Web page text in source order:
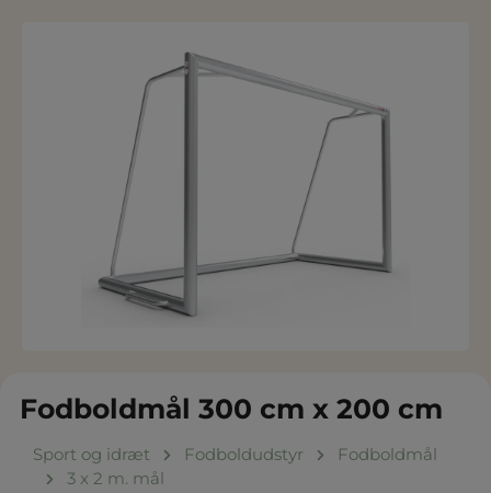
Fodboldmål 300 cm x 200 cm
Sport og idræt Fodboldudstyr
Fodboldmål
3 x 2 m. mål